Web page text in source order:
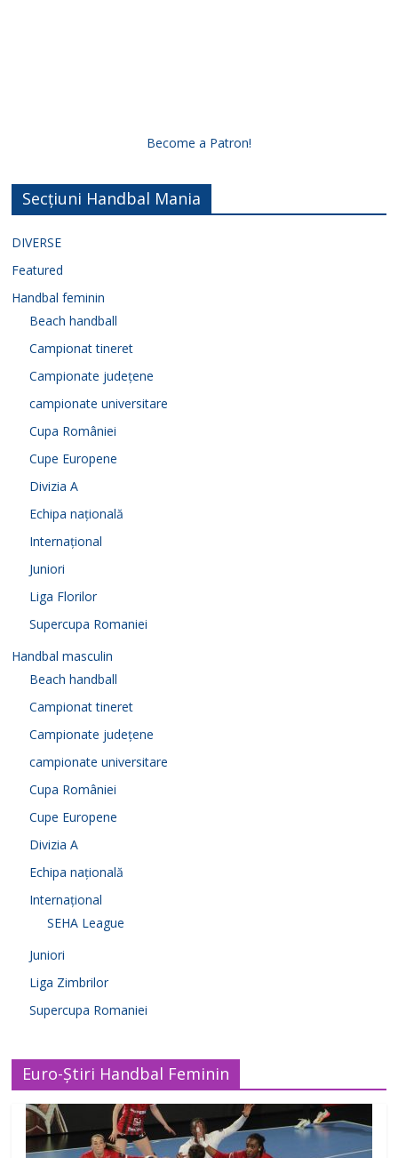
Become a Patron!
Secțiuni Handbal Mania
DIVERSE
Featured
Handbal feminin
Beach handball
Campionat tineret
Campionate județene
campionate universitare
Cupa României
Cupe Europene
Divizia A
Echipa națională
Internațional
Juniori
Liga Florilor
Supercupa Romaniei
Handbal masculin
Beach handball
Campionat tineret
Campionate județene
campionate universitare
Cupa României
Cupe Europene
Divizia A
Echipa națională
Internațional
SEHA League
Juniori
Liga Zimbrilor
Supercupa Romaniei
Euro-Știri Handbal Feminin